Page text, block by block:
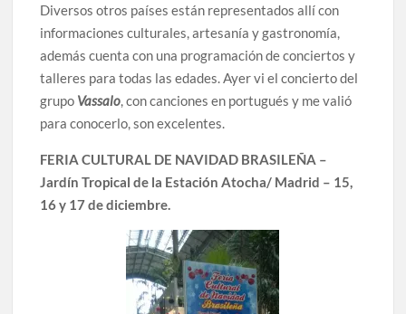
Diversos otros países están representados allí con
informaciones culturales, artesanía y gastronomía,
además cuenta con una programación de conciertos y
talleres para todas las edades. Ayer vi el concierto del
grupo Vassalo, con canciones en portugués y me valió
para conocerlo, son excelentes.
FERIA CULTURAL DE NAVIDAD BRASILEÑA –
Jardín Tropical de la Estación Atocha/ Madrid – 15,
16 y 17 de diciembre.